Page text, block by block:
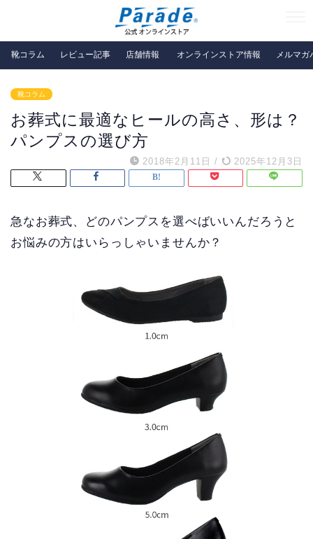
靴コラム レビュー記事 店舗情報 オンラインストア情報 メルマガ
靴コラム
お葬式に最適なヒールの高さ、形は？
パンプスの選び方
2018年2月11日 / 2025年12月3日
急なお葬式、どのパンプスを選べばいいんだろうと
お悩みの方はいらっしゃいませんか？